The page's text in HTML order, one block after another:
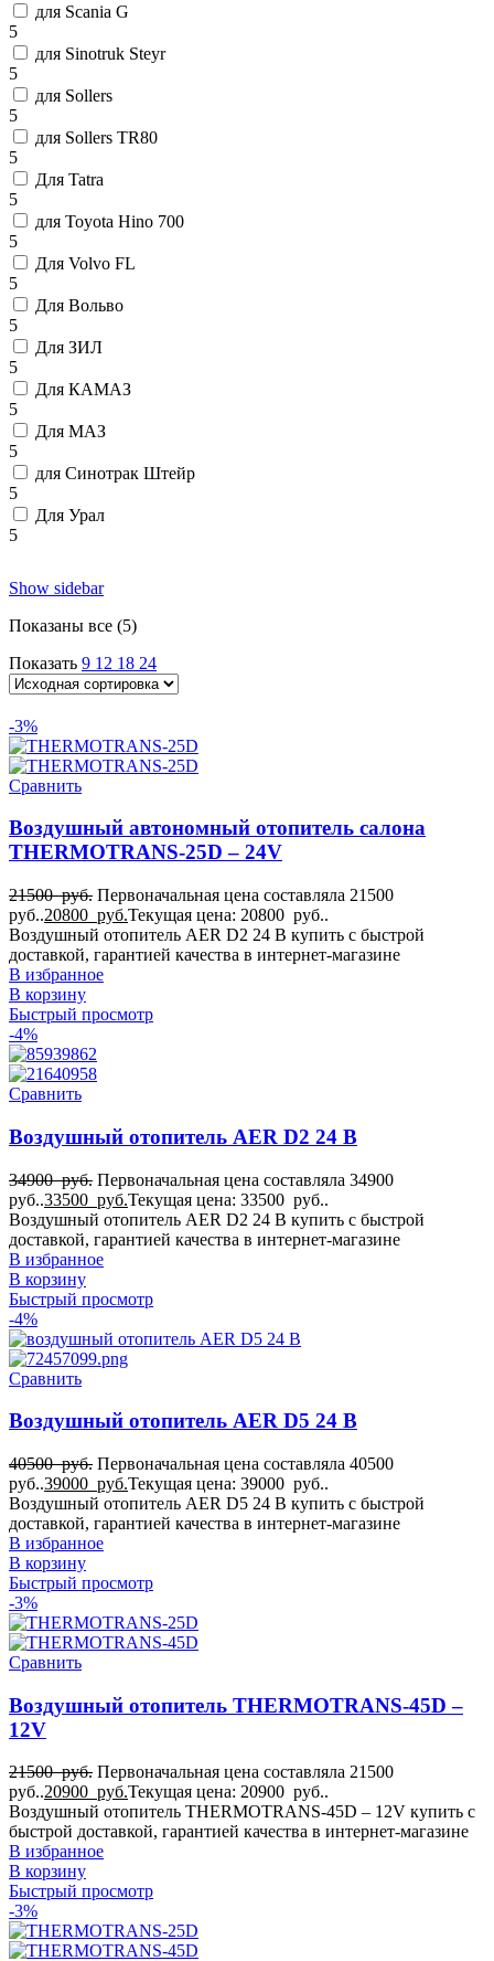
для Scania G
5
для Sinotruk Steyr
5
для Sollers
5
для Sollers TR80
5
Для Tatra
5
для Toyota Hino 700
5
Для Volvo FL
5
Для Вольво
5
Для ЗИЛ
5
Для КАМАЗ
5
Для МАЗ
5
для Синотрак Штейр
5
Для Урал
5
Show sidebar
Показаны все (5)
Показать 9 12 18 24
-3%
Сравнить
Воздушный автономный отопитель салона
THERMOTRANS-25D – 24V
21500руб. Первоначальная цена составляла 21500
руб..20800 руб.Текущая цена: 20800 руб..
Воздушный отопитель AER D2 24 В купить с быстрой
доставкой, гарантией качества в интернет-магазине
В избранное
В корзину
Быстрый просмотр
-4%
Сравнить
Воздушный отопитель AER D2 24 В
34900руб. Первоначальная цена составляла 34900
руб..33500 руб.Текущая цена: 33500 руб..
Воздушный отопитель AER D2 24 В купить с быстрой
доставкой, гарантией качества в интернет-магазине
В избранное
В корзину
Быстрый просмотр
-4%
Сравнить
Воздушный отопитель AER D5 24 В
40500руб. Первоначальная цена составляла 40500
руб..39000 руб.Текущая цена: 39000 руб..
Воздушный отопитель AER D5 24 В купить с быстрой
доставкой, гарантией качества в интернет-магазине
В избранное
В корзину
Быстрый просмотр
-3%
Сравнить
Воздушный отопитель THERMOTRANS-45D –
12V
21500руб. Первоначальная цена составляла 21500
руб..20900 руб.Текущая цена: 20900 руб..
Воздушный отопитель THERMOTRANS-45D – 12V купить с
быстрой доставкой, гарантией качества в интернет-магазине
В избранное
В корзину
Быстрый просмотр
-3%